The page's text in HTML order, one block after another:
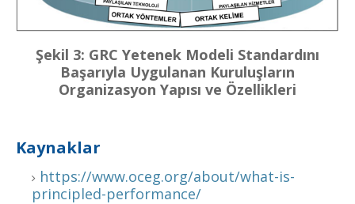
Şekil 3: GRC Yetenek Modeli Standardını
Başarıyla Uygulanan Kuruluşların
Organizasyon Yapısı ve Özellikleri
Kaynaklar
https://www.oceg.org/about/what-is-
principled-performance/